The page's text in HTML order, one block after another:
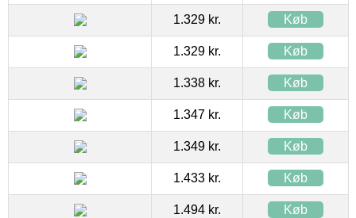
1.329 kr. Køb
1.329 kr. Køb
1.338 kr. Køb
1.347 kr. Køb
1.349 kr. Køb
1.433 kr. Køb
1.494 kr. Køb